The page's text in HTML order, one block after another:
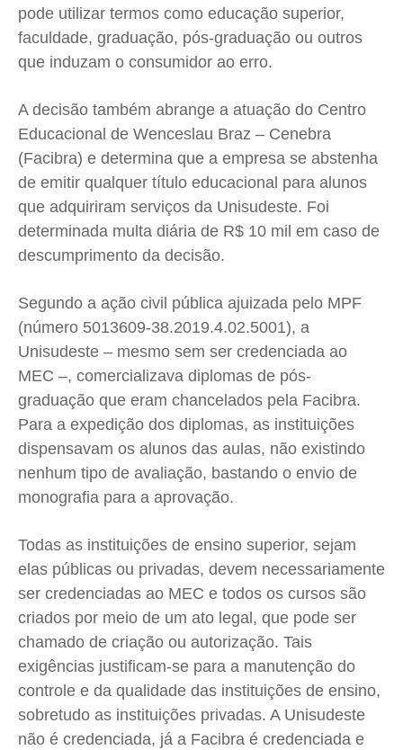
Publicidade Legal
Quem Somos
Expediente
Anuncie
Privacidade
Publicidade Legal
Quem Somos
Expediente
Anuncie
Privacidade
Publicidade Legal
Quem Somos
Expediente
Anuncie
Privacidade
Publicidade Legal
Quem Somos
Expediente
Anuncie
Privacidade
pode utilizar termos como educação superior,
faculdade, graduação, pós-graduação ou outros
que induzam o consumidor ao erro.
A decisão também abrange a atuação do Centro
Educacional de Wenceslau Braz – Cenebra
(Facibra) e determina que a empresa se abstenha
de emitir qualquer título educacional para alunos
que adquiriram serviços da Unisudeste. Foi
determinada multa diária de R$ 10 mil em caso de
descumprimento da decisão.
Segundo a ação civil pública ajuizada pelo MPF
(número 5013609-38.2019.4.02.5001), a
Unisudeste – mesmo sem ser credenciada ao
MEC –, comercializava diplomas de pós-
graduação que eram chancelados pela Facibra.
Para a expedição dos diplomas, as instituições
dispensavam os alunos das aulas, não existindo
nenhum tipo de avaliação, bastando o envio de
monografia para a aprovação.
Todas as instituições de ensino superior, sejam
elas públicas ou privadas, devem necessariamente
ser credenciadas ao MEC e todos os cursos são
criados por meio de um ato legal, que pode ser
chamado de criação ou autorização. Tais
exigências justificam-se para a manutenção do
controle e da qualidade das instituições de ensino,
sobretudo as instituições privadas. A Unisudeste
não é credenciada, já a Facibra é credenciada e